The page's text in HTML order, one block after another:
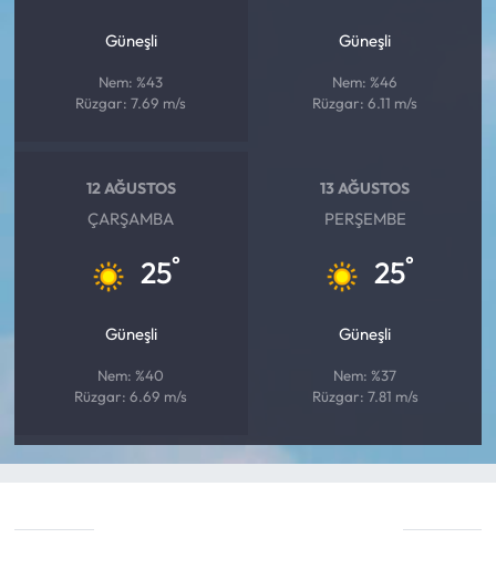
Güneşli
Nem: %43
Rüzgar: 7.69 m/s
Güneşli
Nem: %46
Rüzgar: 6.11 m/s
12 AĞUSTOS
ÇARŞAMBA
25°
Güneşli
Nem: %40
Rüzgar: 6.69 m/s
13 AĞUSTOS
PERŞEMBE
25°
Güneşli
Nem: %37
Rüzgar: 7.81 m/s
Yayla Haber
Yemek Tarifleri